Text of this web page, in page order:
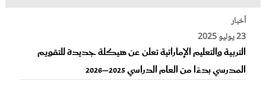
أخبار
23 يوليو 2025
التربية والتعليم الإماراتية تعلن عن هيكلة جديدة للتقويم
المدرسي بدءًا من العام الدراسي 2025–2026